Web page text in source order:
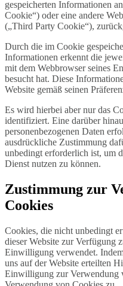
gespeicherten Informationen
Cookie“) oder eine andere
(„Third Party Cookie“),
Durch die im Cookie
Informationen erkennt die
mit dem Webbrowser seines
besucht hat. Diese
Website gemäß seinen
Es wird hierbei aber nur das
identifiziert. Eine darüber
personenbezogenen Daten
ausdrückliche Zustimmung
unbedingt erforderlich ist, um
Dienst nutzen zu können.
Zustimmung zur
Cookies
Cookies, die nicht unbedingt
dieser Website zur Verfügung
Einwilligung verwendet.
uns auf der Website erteilten
Einwilligung zur Verwendung